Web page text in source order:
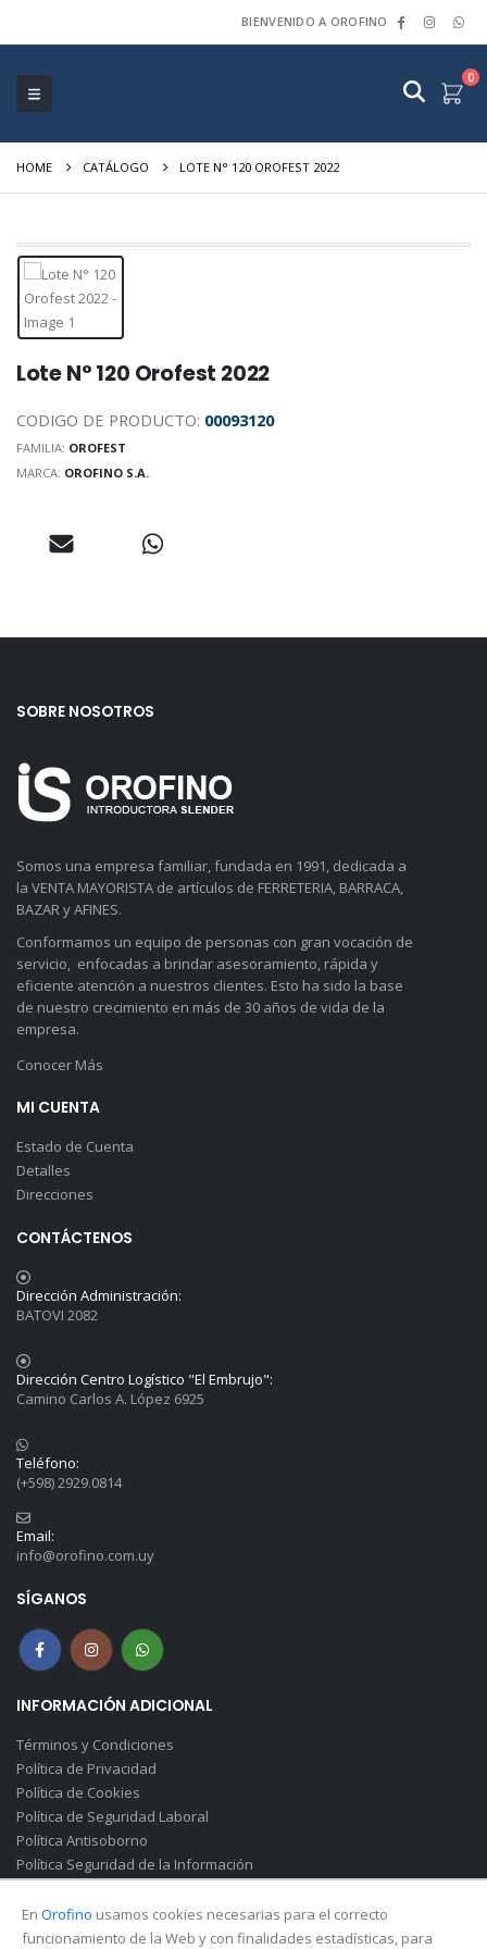
BIENVENIDO A OROFINO
0
HOME CATÁLOGO LOTE N° 120 OROFEST 2022
Lote N° 120 Orofest 2022
CODIGO DE PRODUCTO: 00093120
FAMILIA: OROFEST
MARCA: OROFINO S.A.
SOBRE NOSOTROS
Somos una empresa familiar, fundada en 1991, dedicada a
la VENTA MAYORISTA de artículos de FERRETERIA, BARRACA,
BAZAR y AFINES.
Conformamos un equipo de personas con gran vocación de
servicio, enfocadas a brindar asesoramiento, rápida y
eficiente atención a nuestros clientes. Esto ha sido la base
de nuestro crecimiento en más de 30 años de vida de la
empresa.
Conocer Más
MI CUENTA
Estado de Cuenta
Detalles
Direcciones
CONTÁCTENOS
Dirección Administración:
BATOVI 2082
Dirección Centro Logístico "El Embrujo":
Camino Carlos A. López 6925
Teléfono:
(+598) 2929.0814
Email:
info@orofino.com.uy
SÍGANOS
INFORMACIÓN ADICIONAL
Términos y Condiciones
Política de Privacidad
Política de Cookies
Política de Seguridad Laboral
Política Antisoborno
Política Seguridad de la Información
En Orofino usamos cookies necesarias para el correcto
funcionamiento de la Web y con finalidades estadísticas, para